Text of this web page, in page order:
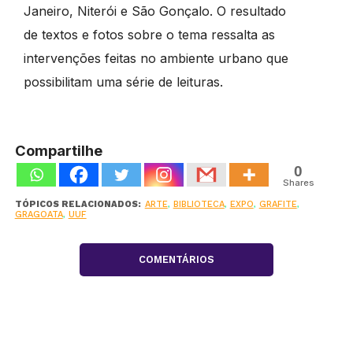
Janeiro, Niterói e São Gonçalo. O resultado
de textos e fotos sobre o tema ressalta as
intervenções feitas no ambiente urbano que
possibilitam uma série de leituras.
Compartilhe
0
Shares
TÓPICOS RELACIONADOS: ARTE, BIBLIOTECA, EXPO, GRAFITE,
GRAGOATA, UUF
COMENTÁRIOS